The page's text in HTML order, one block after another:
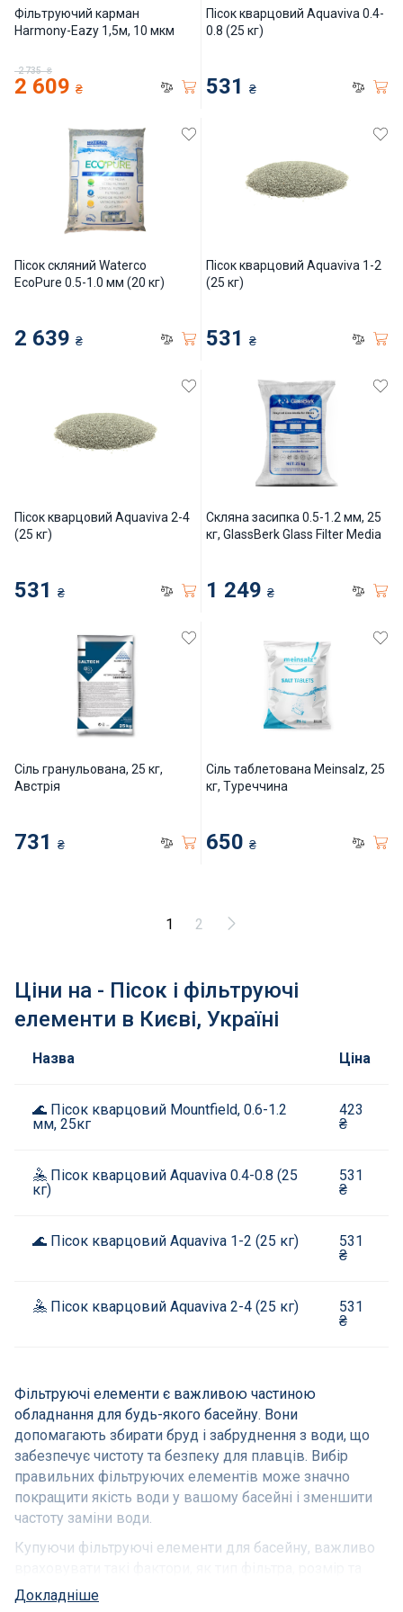
Фільтруючий карман
Harmony-Eazy 1,5м, 10 мкм
2 735 ₴
2 609 ₴
Пісок кварцовий Aquaviva 0.4-
0.8 (25 кг)
531 ₴
Пісок скляний Waterco
EcoPure 0.5-1.0 мм (20 кг)
2 639 ₴
Пісок кварцовий Aquaviva 1-2
(25 кг)
531 ₴
Пісок кварцовий Aquaviva 2-4
(25 кг)
531 ₴
Скляна засипка 0.5-1.2 мм, 25
кг, GlassBerk Glass Filter Media
1 249 ₴
Сіль гранульована, 25 кг,
Австрія
731 ₴
Сіль таблетована Meinsalz, 25
кг, Туреччина
650 ₴
1 2
Ціни на - Пісок і фільтруючі
елементи в Києві, Україні
Назва Ціна
🌊 Пісок кварцовий Mountfield, 0.6-1.2
мм, 25кг
423
₴
🤽 Пісок кварцовий Aquaviva 0.4-0.8 (25
кг)
531
₴
🌊 Пісок кварцовий Aquaviva 1-2 (25 кг)
531
₴
🤽 Пісок кварцовий Aquaviva 2-4 (25 кг)
531
₴
Фільтруючі елементи є важливою частиною
обладнання для будь-якого басейну. Вони
допомагають збирати бруд і забруднення з води, що
забезпечує чистоту та безпеку для плавців. Вибір
правильних фільтруючих елементів може значно
покращити якість води у вашому басейні і зменшити
частоту заміни води.
Купуючи фільтруючі елементи для басейну, важливо
матеріал елемента, потужність насоса та склад води.
Докладніше